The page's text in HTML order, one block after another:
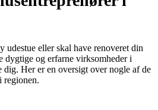
udestue eller skal have renoveret din
dygtige og erfarne virksomheder i
Her er en oversigt over nogle af de
regionen.